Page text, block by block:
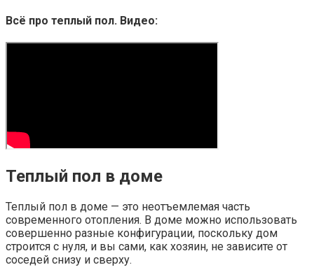
Всё про теплый пол. Видео:
Теплый пол в доме
Теплый пол в доме — это неотъемлемая часть
современного отопления. В доме можно использовать
совершенно разные конфигурации, поскольку дом
строится с нуля, и вы сами, как хозяин, не зависите от
соседей снизу и сверху.